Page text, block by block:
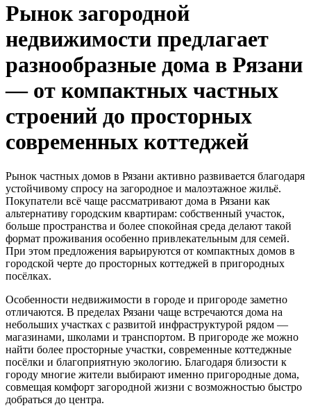
Рынок загородной
недвижимости предлагает
разнообразные дома в Рязани
— от компактных частных
строений до просторных
современных коттеджей
Рынок частных домов в Рязани активно развивается благодаря
устойчивому спросу на загородное и малоэтажное жильё.
Покупатели всё чаще рассматривают дома в Рязани как
альтернативу городским квартирам: собственный участок,
больше пространства и более спокойная среда делают такой
формат проживания особенно привлекательным для семей.
При этом предложения варьируются от компактных домов в
городской черте до просторных коттеджей в пригородных
посёлках.
Особенности недвижимости в городе и пригороде заметно
отличаются. В пределах Рязани чаще встречаются дома на
небольших участках с развитой инфраструктурой рядом —
магазинами, школами и транспортом. В пригороде же можно
найти более просторные участки, современные коттеджные
посёлки и благоприятную экологию. Благодаря близости к
городу многие жители выбирают именно пригородные дома,
совмещая комфорт загородной жизни с возможностью быстро
добраться до центра.